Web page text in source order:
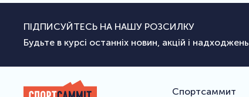
ПІДПИСУЙТЕСЬ НА НАШУ РОЗСИЛКУ
Будьте в курсі останніх новин, акцій і надходжень
Спортсаммит